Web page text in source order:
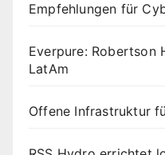
Empfehlungen für
Everpure: Robertson
LatAm
Offene Infrastruktur